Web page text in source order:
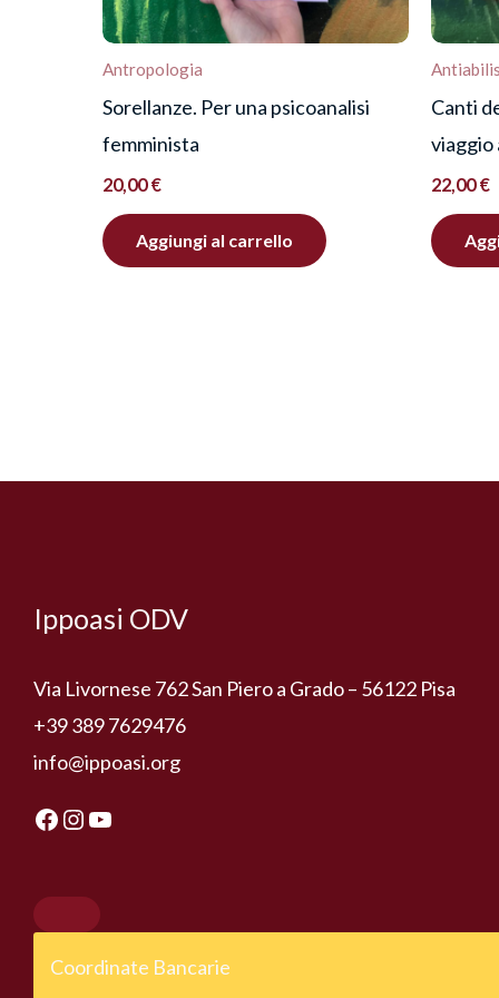
Antropologia
Sorellanze. Per una psicoanalisi
femminista
20,00€
Aggiungi al carrello
Canti
viaggio
22,00€
Ippoasi ODV
Via Livornese 762 San Piero a Grado – 56122 Pisa
+39 389 7629476
info@ippoasi.org
Coordinate Bancarie